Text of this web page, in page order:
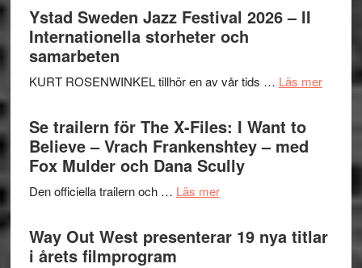
–
fokus
vokala
Håkan
Hellström
Folkets
–
en
Ystad Sweden Jazz Festival 2026 – II
Internationella storheter och
samarbeten
KURT ROSENWINKEL tillhör en av vår tids … Läs merom
Se trailern för The X-Files: I Want to
Believe – Vrach Frankenshtey – med
Fox Mulder och Dana Scully
Den officiella trailern och … Läs merom
trailern
för
Way Out West presenterar 19 nya titlar
i årets filmprogram